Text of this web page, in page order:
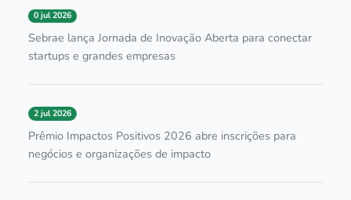
0 jul 2026
Sebrae lança Jornada de Inovação Aberta para conectar
startups e grandes empresas
2 jul 2026
Prêmio Impactos Positivos 2026 abre inscrições para
negócios e organizações de impacto